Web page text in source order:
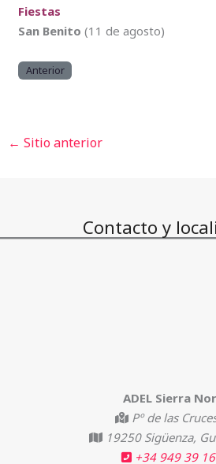
Fiestas
San Benito (11 de agosto)
Anterior
← Sitio anterior
Contacto y
ADEL Sierra
Pº de las
19250 Sigüenza,
+34 949 39